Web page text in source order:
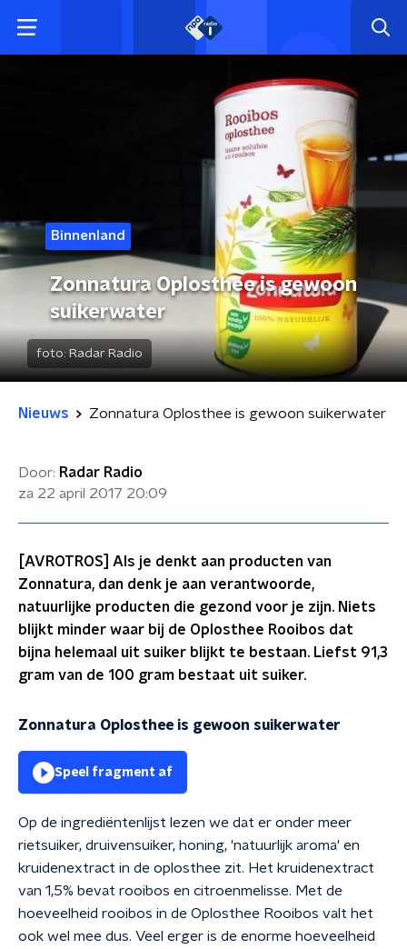
Binnenland
Zonnatura Oplosthee is gewoon
suikerwater
foto: Radar Radio
Nieuws Zonnatura Oplosthee is gewoon suikerwater
Door: Radar Radio
za 22 april 2017 20:09
[AVROTROS] Als je denkt aan producten van
Zonnatura, dan denk je aan verantwoorde,
natuurlijke producten die gezond voor je zijn. Niets
blijkt minder waar bij de Oplosthee Rooibos dat
bijna helemaal uit suiker blijkt te bestaan. Liefst 91,3
gram van de 100 gram bestaat uit suiker.
Zonnatura Oplosthee is gewoon suikerwater
Speel fragment af
Op de ingrediëntenlijst lezen we dat er onder meer
rietsuiker, druivensuiker, honing, 'natuurlijk aroma' en
kruidenextract in de oplosthee zit. Het kruidenextract
van 1,5% bevat rooibos en citroenmelisse. Met de
hoeveelheid rooibos in de Oplosthee Rooibos valt het
ook wel mee dus. Veel erger is de enorme hoeveelheid